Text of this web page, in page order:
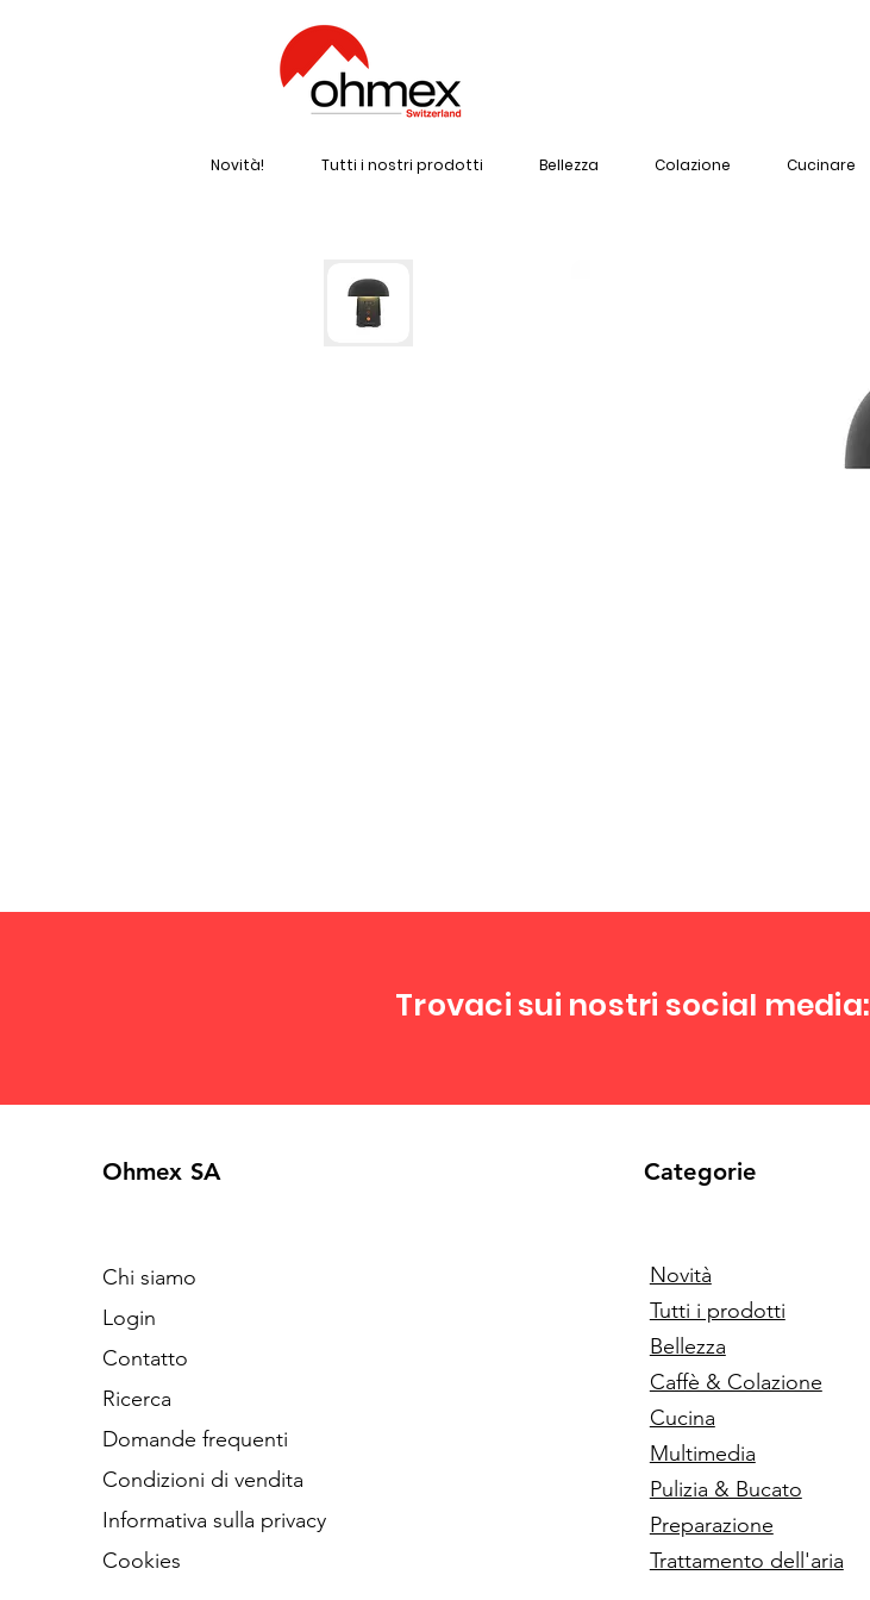
Novità! Tutti i nostri prodotti Bellezza Colazione Cucinare
Trovaci sui nostri social media:
Ohmex SA
Chi siamo
Login
Contatto
Ricerca
Domande frequenti
Condizioni di vendita
Informativa sulla privacy
Cookies
Categorie
Novità
Tutti i prodotti
Bellezza
Caffè & Colazione
Cucina
Multimedia
Pulizia & Bucato
Preparazione
Trattamento dell'aria